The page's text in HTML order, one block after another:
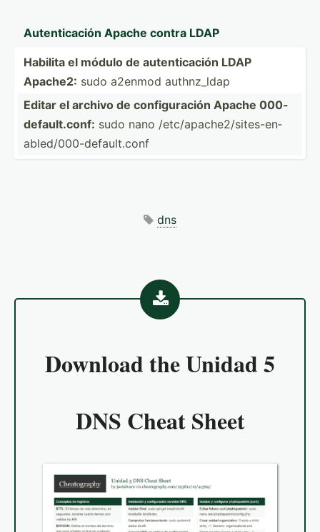
Autent­icación Apache contra LDAP
Habilita el módulo de autent­icación LDAP
Apache2: sudo a2enmod authnz­_ldap
Editar el archivo de config­uración Apache 000-
de­fau­lt.c­onf: sudo nano /etc/a­pac­he2­/si­tes­-en­
abl­ed/­000­-de­fau­lt.conf
dns
Download theUnidad 5
DNS Cheat Sheet